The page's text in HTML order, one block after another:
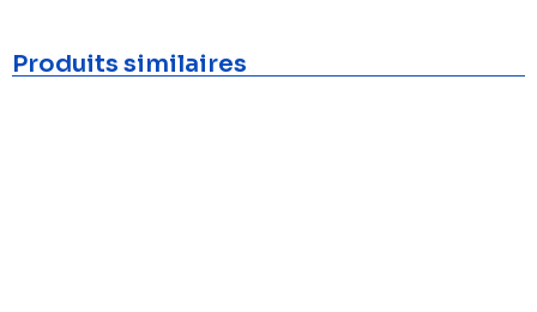
Produits similaires